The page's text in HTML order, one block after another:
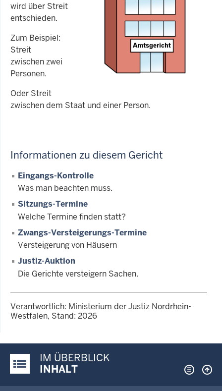
wird über Streit
entschieden.
Zum Beispiel:
Streit
zwischen zwei
Personen.
Oder Streit
zwischen dem Staat und einer Person.
Informationen zu diesem Gericht
Eingangs-Kontrolle
Was man beachten muss.
Sitzungs-Termine
Welche Termine finden statt?
Zwangs-Versteigerungs-Termine
Versteigerung von Häusern
Justiz-Auktion
Die Gerichte versteigern Sachen.
Verantwortlich: Ministerium der Justiz Nordrhein-
Westfalen, Stand: 2026
Justiz-Portal im Überblick:
IM ÜBERBLICK
INHALT